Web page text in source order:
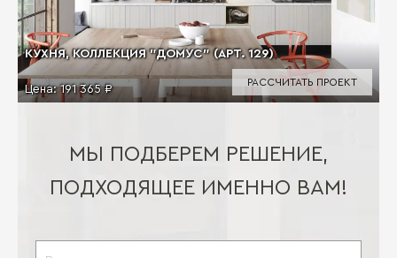
КУХНЯ, КОЛЛЕКЦИЯ "ДОМУС" (АРТ. 129)
Цена:191 365 ₽
РАССЧИТАТЬ ПРОЕКТ
МЫ ПОДБЕРЕМ РЕШЕНИЕ,
ПОДХОДЯЩЕЕ ИМЕННО ВАМ!